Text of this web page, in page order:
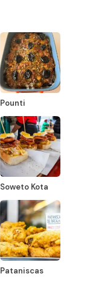
Pounti
Soweto Kota
Pataniscas